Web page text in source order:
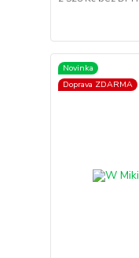
Novinka
Doprava ZDARMA